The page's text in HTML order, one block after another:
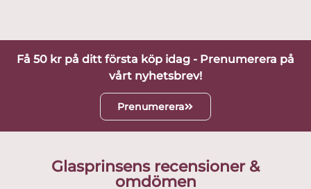
Få 50 kr på ditt första köp idag - Prenumerera på
vårt nyhetsbrev!
Prenumerera
Glasprinsens recensioner &
omdömen